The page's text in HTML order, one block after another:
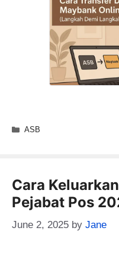
Categories
ASB
Cara
Pejabat Pos
June 2, 2025 by Jane